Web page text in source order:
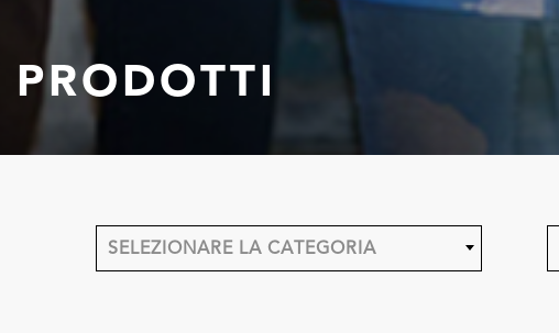
PRODOTTI
SELEZIONARE LA CATEGORIA